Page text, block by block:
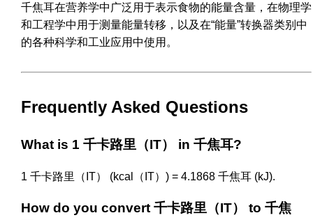
千焦耳在营养学中广泛用于表示食物的能量含量，在物理学
和工程学中用于测量能量转移，以及在“能量”转换器类别中
的各种科学和工业应用中使用。
Frequently Asked Questions
What is 1 千卡路里（IT） in 千焦耳?
1 千卡路里（IT） (kcal（IT）) = 4.1868 千焦耳 (kJ).
How do you convert 千卡路里（IT） to 千焦